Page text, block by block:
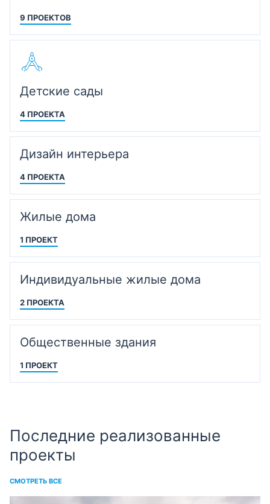
9 ПРОЕКТОВ
Детские сады
4 ПРОЕКТА
Дизайн интерьера
4 ПРОЕКТА
Жилые дома
1 ПРОЕКТ
Индивидуальные жилые дома
2 ПРОЕКТА
Общественные здания
1 ПРОЕКТ
Последние реализованные
проекты
СМОТРЕТЬ ВСЕ